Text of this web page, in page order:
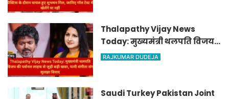
Thalapathy Vijay News
Today: मुख्यमंत्री थलपति विजय
की पर्सनल लाइफ से जुड़ी बड़ी खबर,
RAJKUMAR DUDEJA
Saudi Turkey Pakistan Joint